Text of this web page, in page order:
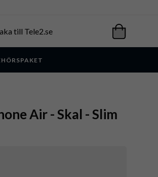
till Tele2.se
Air - Skal - Slim